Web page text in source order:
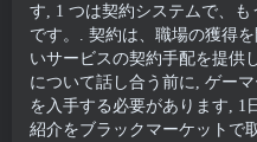
す, 1 つは契約システムで、
です。. 契約は、職場の獲得
いサービスの契約手配を提供
について話し合う前に, ゲー
を入手する必要があります, 1
紹介をブラックマーケットで